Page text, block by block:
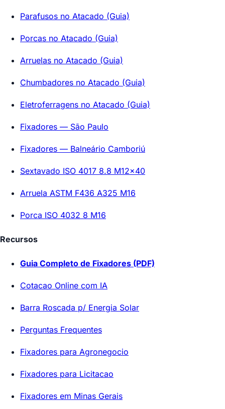
Parafusos no Atacado (Guia)
Porcas no Atacado (Guia)
Arruelas no Atacado (Guia)
Chumbadores no Atacado (Guia)
Eletroferragens no Atacado (Guia)
Fixadores — São Paulo
Fixadores — Balneário Camboriú
Sextavado ISO 4017 8.8 M12x40
Arruela ASTM F436 A325 M16
Porca ISO 4032 8 M16
Recursos
Guia Completo de Fixadores (PDF)
Cotacao Online com IA
Barra Roscada p/ Energia Solar
Perguntas Frequentes
Fixadores para Agronegocio
Fixadores para Licitacao
Fixadores em Minas Gerais